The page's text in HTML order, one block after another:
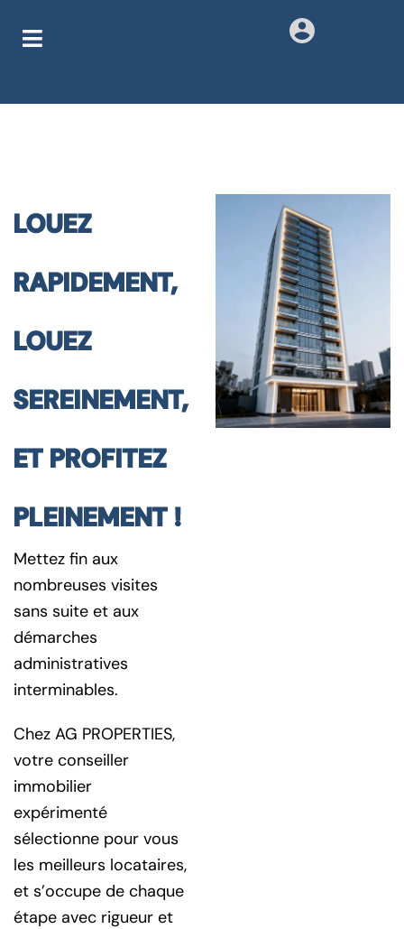
LOUEZ
RAPIDEMENT,
LOUEZ
SEREINEMENT,
ET PROFITEZ
PLEINEMENT !
Mettez fin aux
nombreuses visites
sans suite et aux
démarches
administratives
interminables.
Chez AG PROPERTIES,
votre conseiller
immobilier
expérimenté
sélectionne pour vous
les meilleurs locataires,
et s’occupe de chaque
étape avec rigueur et